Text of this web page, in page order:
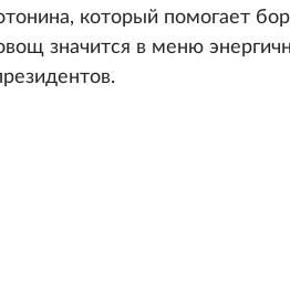
который помогает
значится в меню